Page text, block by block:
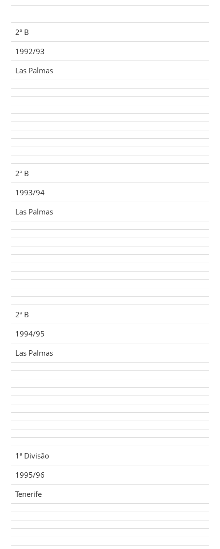
2ª B
1992/93
Las Palmas
2ª B
1993/94
Las Palmas
2ª B
1994/95
Las Palmas
1ª Divisão
1995/96
Tenerife